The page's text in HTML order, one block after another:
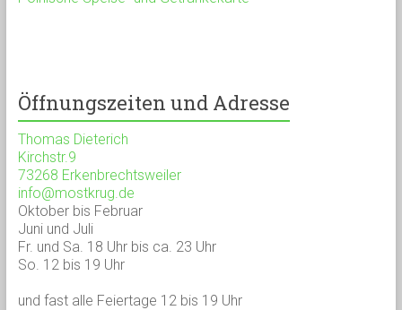
Öffnungszeiten und Adresse
Thomas Dieterich
Kirchstr.9
73268 Erkenbrechtsweiler
info@mostkrug.de
Oktober bis Februar
Juni und Juli
Fr. und Sa. 18 Uhr bis ca. 23 Uhr
So. 12 bis 19 Uhr
und fast alle Feiertage 12 bis 19 Uhr